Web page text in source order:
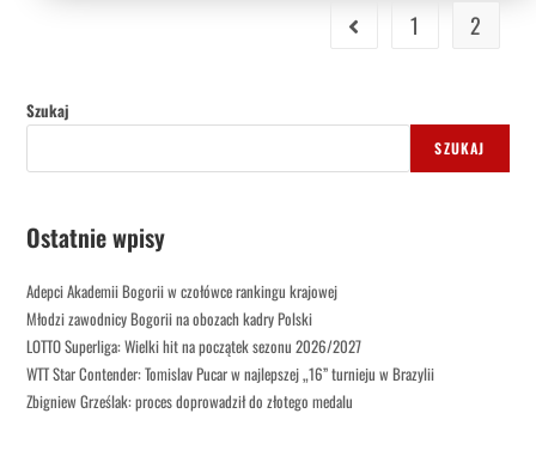
1 2
Szukaj
SZUKAJ
Ostatnie wpisy
Adepci Akademii Bogorii w czołówce rankingu krajowej
Młodzi zawodnicy Bogorii na obozach kadry Polski
LOTTO Superliga: Wielki hit na początek sezonu 2026/2027
WTT Star Contender: Tomislav Pucar w najlepszej „16” turnieju w Brazylii
Zbigniew Grześlak: proces doprowadził do złotego medalu